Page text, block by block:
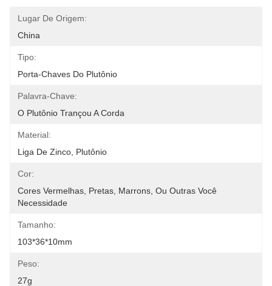
Lugar De Origem:
China
Tipo:
Porta-Chaves Do Plutônio
Palavra-Chave:
O Plutônio Trançou A Corda
Material:
Liga De Zinco, Plutônio
Cor:
Cores Vermelhas, Pretas, Marrons, Ou Outras Você
Necessidade
Tamanho:
103*36*10mm
Peso:
27g